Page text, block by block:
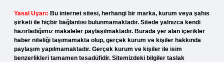
Yasal Uyarı: Bu internet sitesi, herhangi bir marka, kurum veya şahıs
şirketi ile hiçbir bağlantısı bulunmamaktadır. Sitede yalnızca kendi
hazırladığımız makaleler paylaşılmaktadır. Burada yer alan içerikler
haber niteliği taşımamakta olup, gerçek kurum ve kişiler hakkında
paylaşım yapılmamaktadır. Gerçek kurum ve kişiler ile isim
benzerlikleri tamamen tesadüfidir. Sitemizdeki bilgiler taslak